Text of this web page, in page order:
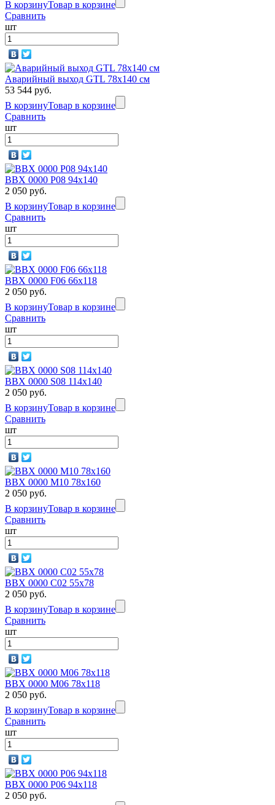
В корзинуТовар в корзине
Сравнить
шт
Аварийный выход GTL 78х140 см
53 544 руб.
В корзинуТовар в корзине
Сравнить
шт
BBX 0000 P08 94х140
2 050 руб.
В корзинуТовар в корзине
Сравнить
шт
BBX 0000 F06 66х118
2 050 руб.
В корзинуТовар в корзине
Сравнить
шт
BBX 0000 S08 114х140
2 050 руб.
В корзинуТовар в корзине
Сравнить
шт
BBX 0000 M10 78х160
2 050 руб.
В корзинуТовар в корзине
Сравнить
шт
BBX 0000 C02 55x78
2 050 руб.
В корзинуТовар в корзине
Сравнить
шт
BBX 0000 M06 78х118
2 050 руб.
В корзинуТовар в корзине
Сравнить
шт
BBX 0000 P06 94х118
2 050 руб.